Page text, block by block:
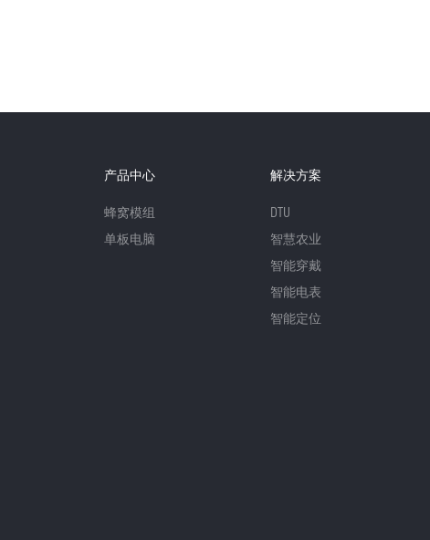
产品中心
蜂窝模组
单板电脑
解决方案
DTU
智慧农业
智能穿戴
智能电表
智能定位